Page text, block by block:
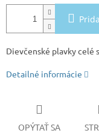
Dievčenské plavky celé
Detailné informácie
OPÝTAŤ SA